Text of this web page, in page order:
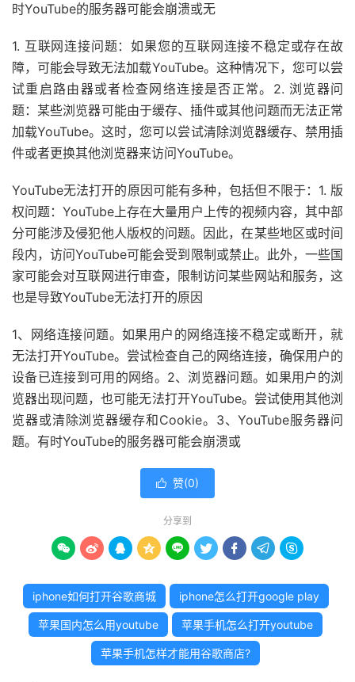
时YouTube的服务器可能会崩溃或无
1. 互联网连接问题：如果您的互联网连接不稳定或存在故
障，可能会导致无法加载YouTube。这种情况下，您可以尝
试重启路由器或者检查网络连接是否正常。2. 浏览器问
题：某些浏览器可能由于缓存、插件或其他问题而无法正常
加载YouTube。这时，您可以尝试清除浏览器缓存、禁用插
件或者更换其他浏览器来访问YouTube。
YouTube无法打开的原因可能有多种，包括但不限于：1. 版
权问题：YouTube上存在大量用户上传的视频内容，其中部
分可能涉及侵犯他人版权的问题。因此，在某些地区或时间
段内，访问YouTube可能会受到限制或禁止。此外，一些国
家可能会对互联网进行审查，限制访问某些网站和服务，这
也是导致YouTube无法打开的原因
1、网络连接问题。如果用户的网络连接不稳定或断开，就
无法打开YouTube。尝试检查自己的网络连接，确保用户的
设备已连接到可用的网络。2、浏览器问题。如果用户的浏
览器出现问题，也可能无法打开YouTube。尝试使用其他浏
览器或清除浏览器缓存和Cookie。3、YouTube服务器问
题。有时YouTube的服务器可能会崩溃或
 赞(0)
分享到
        
iphone如何打开谷歌商城 iphone怎么打开google play
苹果国内怎么用youtube 苹果手机怎么打开youtube
苹果手机怎样才能用谷歌商店?